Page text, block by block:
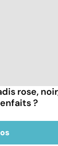
rose,
?